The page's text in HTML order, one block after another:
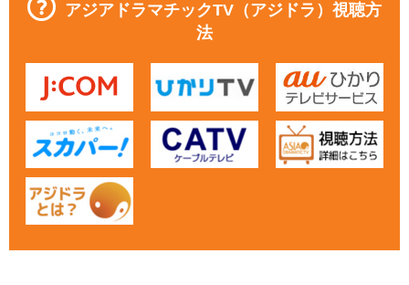
アジアドラマチックTV（アジドラ）視聴方
法